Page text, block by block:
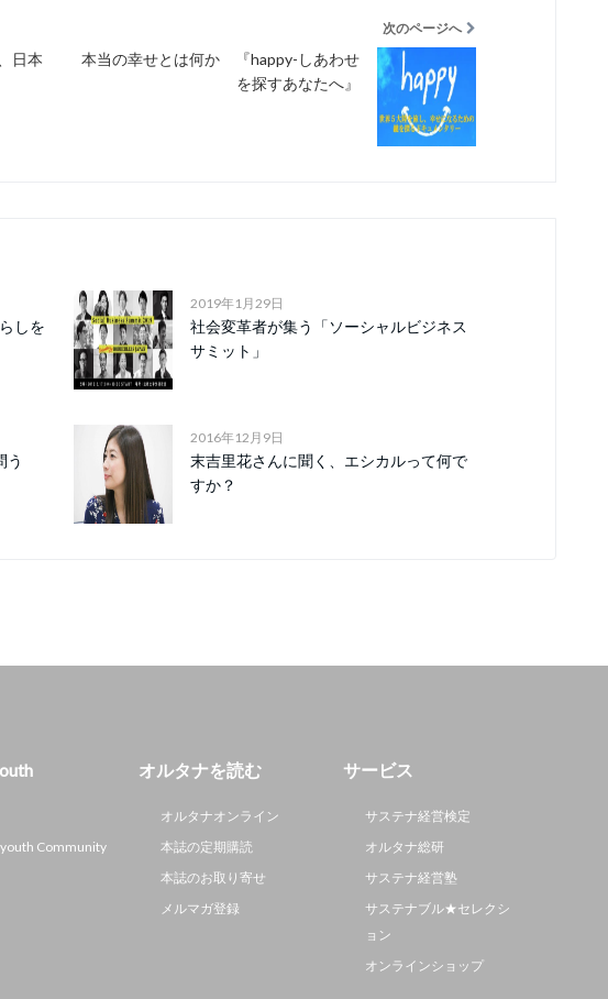
日本
次のページへ
本当の幸せとは何か 『happy-しあわせ
を探すあなたへ』
しを
2019年1月29日
社会変革者が集う「ソーシャルビジネス
サミット」
う
2016年12月9日
末吉里花さんに聞く、エシカルって何で
すか？
Community
オルタナを読む
オルタナオンライン
本誌の定期購読
本誌のお取り寄せ
メルマガ登録
サービス
サステナ経営検定
オルタナ総研
サステナ経営塾
サステナブル★セレクシ
ョン
オンラインショップ